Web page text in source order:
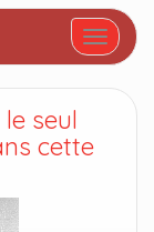
Afficher/
seul
cette